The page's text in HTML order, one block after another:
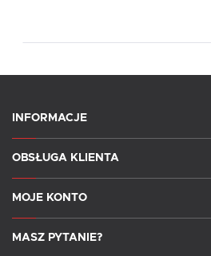
INFORMACJE
OBSŁUGA KLIENTA
MOJE KONTO
MASZ PYTANIE?